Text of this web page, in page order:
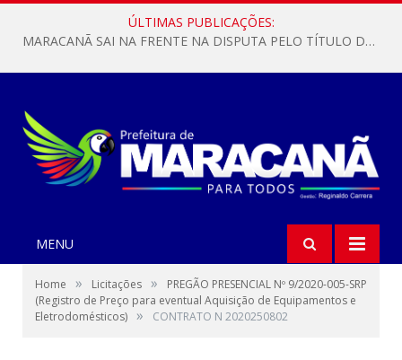
ÚLTIMAS PUBLICAÇÕES:
MARACANÃ SAI NA FRENTE NA DISPUTA PELO TÍTULO DA COPA PARÁ SUB-17!
MENU
Home » Licitações »
PREGÃO PRESENCIAL Nº 9/2020-005-SRP
(Registro de Preço para eventual Aquisição de Equipamentos e
Eletrodomésticos) » CONTRATO N 2020250802